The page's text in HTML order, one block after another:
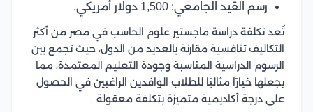
رسم القيد الجامعي: 1,500 دولار أمريكي.
تُعد تكلفة دراسة ماجستير علوم الحاسب في مصر من أكثر
التكاليف تنافسية مقارنة بالعديد من الدول، حيث تجمع بين
الرسوم الدراسية المناسبة وجودة التعليم المعتمدة، مما
يجعلها خيارًا مثاليًا للطلاب الوافدين الراغبين في الحصول
على درجة أكاديمية متميزة بتكلفة معقولة.